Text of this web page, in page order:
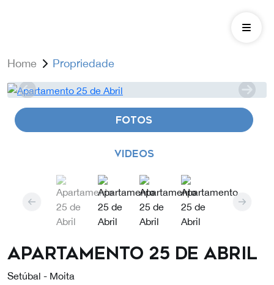
Home Propriedade
FOTOS
VIDEOS
Apartamento 25 de Abril
Setúbal - Moita